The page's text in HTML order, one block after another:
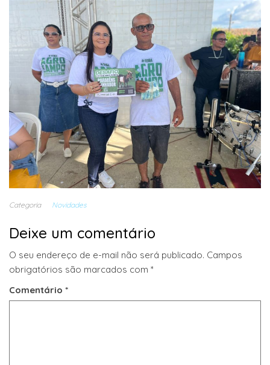
Categoria Novidades
Deixe um comentário
O seu endereço de e-mail não será publicado. Campos
obrigatórios são marcados com *
Comentário *